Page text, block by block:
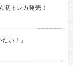
トレカ発売！
い！」